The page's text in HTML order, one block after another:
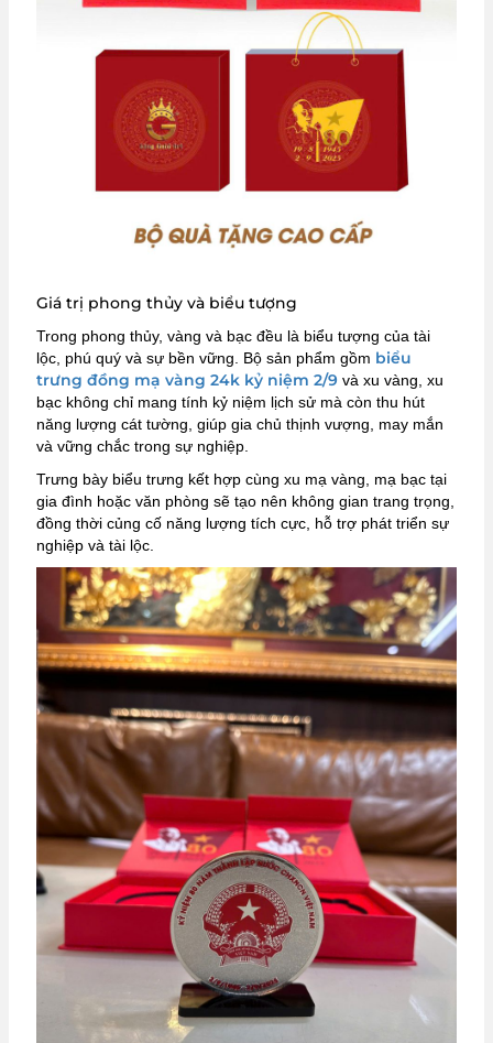
Giá trị phong thủy và biểu tượng
Trong phong thủy, vàng và bạc đều là biểu tượng của tài
lộc, phú quý và sự bền vững. Bộ sản phẩm gồm biểu
trưng đồng mạ vàng 24k kỷ niệm 2/9 và xu vàng, xu
bạc không chỉ mang tính kỷ niệm lịch sử mà còn thu hút
năng lượng cát tường, giúp gia chủ thịnh vượng, may mắn
và vững chắc trong sự nghiệp.
Trưng bày biểu trưng kết hợp cùng xu mạ vàng, mạ bạc tại
gia đình hoặc văn phòng sẽ tạo nên không gian trang trọng,
đồng thời củng cố năng lượng tích cực, hỗ trợ phát triển sự
nghiệp và tài lộc.